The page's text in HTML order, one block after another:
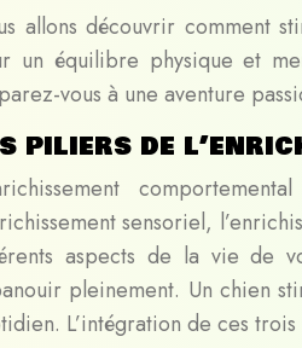
allons découvrir comment
un équilibre physique et
vous à une aventure
piliers de
sensoriel,
aspects de la vie de
pleinement. Un chien
L’intégration de ces